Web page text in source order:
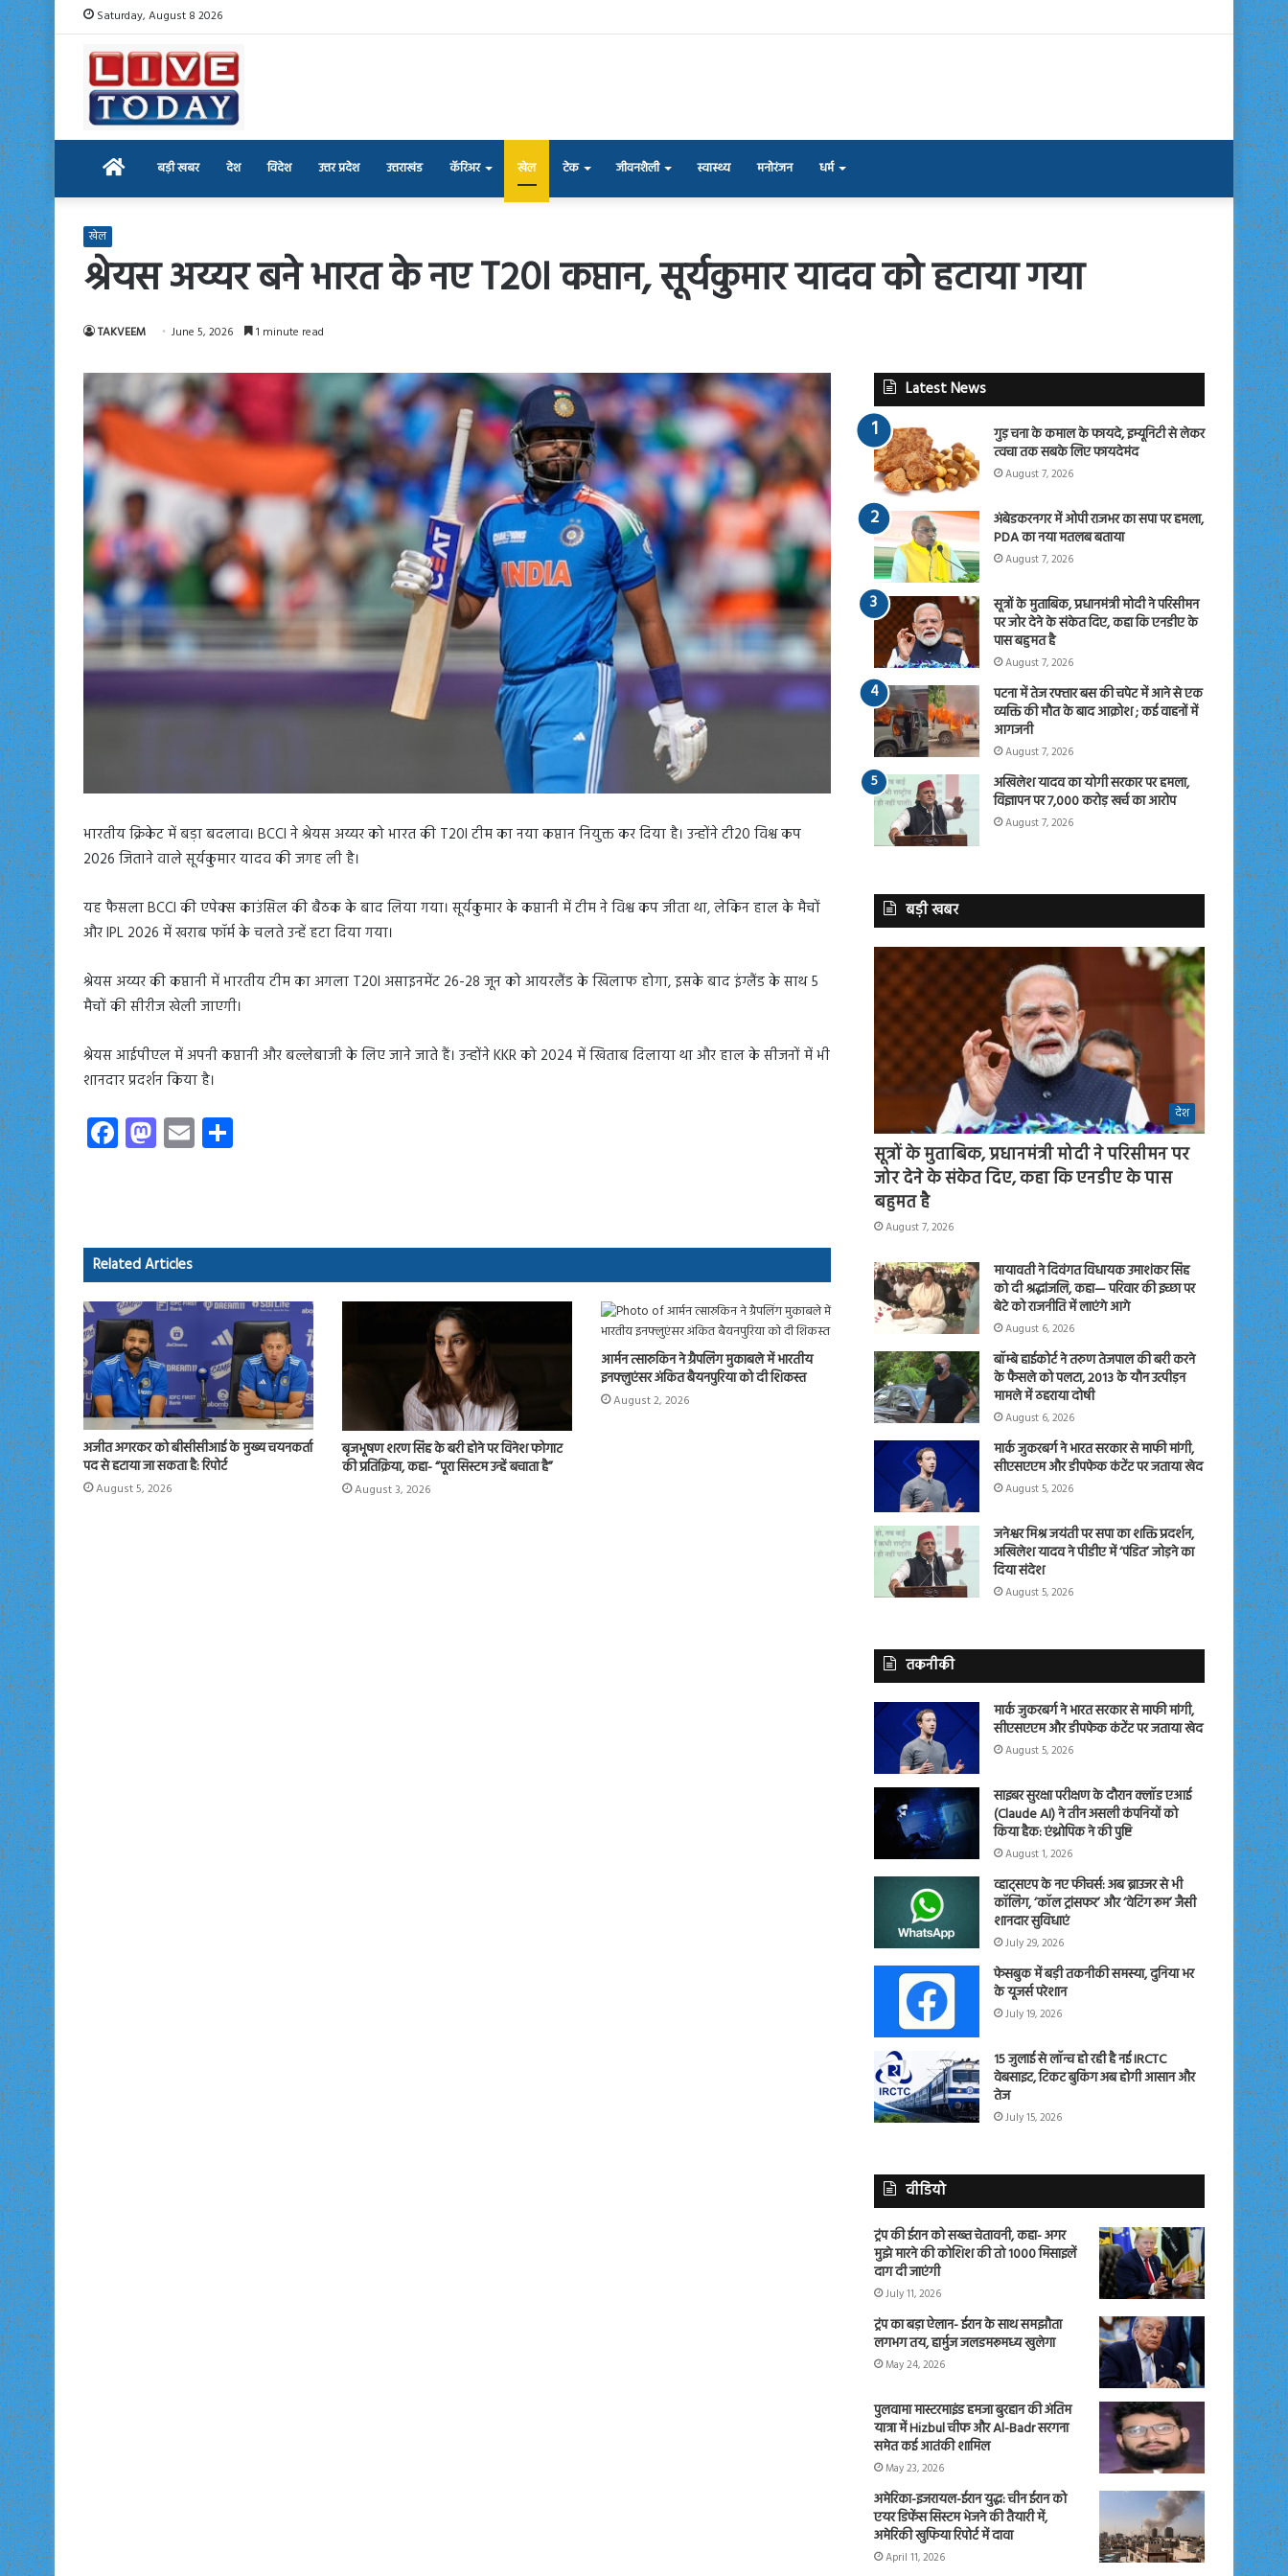
Saturday, August 8 2026
Home बड़ी खबर देश विदेश उत्तर प्रदेश उत्तराखंड कॅरिअर खेल टेक जीवनशैली स्वास्थ्य मनोरंजन धर्म
खेल
श्रेयस अय्यर बने भारत के नए T20I कप्तान, सूर्यकुमार यादव को हटाया गया
TAKVEEM June 5, 2026 1 minute read
भारतीय क्रिकेट में बड़ा बदलाव। BCCI ने श्रेयस अय्यर को भारत की T20I टीम का नया कप्तान नियुक्त कर दिया है। उन्होंने टी20 विश्व कप
2026 जिताने वाले सूर्यकुमार यादव की जगह ली है।
यह फैसला BCCI की एपेक्स काउंसिल की बैठक के बाद लिया गया। सूर्यकुमार के कप्तानी में टीम ने विश्व कप जीता था, लेकिन हाल के मैचों
और IPL 2026 में खराब फॉर्म के चलते उन्हें हटा दिया गया।
श्रेयस अय्यर की कप्तानी में भारतीय टीम का अगला T20I असाइनमेंट 26-28 जून को आयरलैंड के खिलाफ होगा, इसके बाद इंग्लैंड के साथ 5
मैचों की सीरीज खेली जाएगी।
श्रेयस आईपीएल में अपनी कप्तानी और बल्लेबाजी के लिए जाने जाते हैं। उन्होंने KKR को 2024 में खिताब दिलाया था और हाल के सीजनों में भी
शानदार प्रदर्शन किया है।
Fa
ce
ok
M
as
o
n
E
m
Related Articles
अजीत अगरकर को बीसीसीआई के मुख्य चयनकर्ता
पद से हटाया जा सकता है: रिपोर्ट
August 5, 2026
बृजभूषण शरण सिंह के बरी होने पर विनेश फोगाट
की प्रतिक्रिया, कहा- “पूरा सिस्टम उन्हें बचाता है”
August 3, 2026
आर्मन त्सारुकिन ने ग्रैपलिंग मुकाबले में भारतीय
इनफ्लुएंसर अंकित बैयनपुरिया को दी शिकस्त
August 2, 2026
Latest News
गुड़ चना के कमाल के फायदे, इम्यूनिटी से लेकर
त्वचा तक सबके लिए फायदेमंद
August 7, 2026
अंबेडकरनगर में ओपी राजभर का सपा पर हमला,
PDA का नया मतलब बताया
August 7, 2026
सूत्रों के मुताबिक, प्रधानमंत्री मोदी ने परिसीमन
पर जोर देने के संकेत दिए, कहा कि एनडीए के
पास बहुमत है
August 7, 2026
पटना में तेज रफ्तार बस की चपेट में आने से एक
व्यक्ति की मौत के बाद आक्रोश ; कई वाहनों में
आगजनी
August 7, 2026
अखिलेश यादव का योगी सरकार पर हमला,
विज्ञापन पर 7,000 करोड़ खर्च का आरोप
August 7, 2026
बड़ी खबर
देश
सूत्रों के मुताबिक, प्रधानमंत्री मोदी ने परिसीमन पर
जोर देने के संकेत दिए, कहा कि एनडीए के पास
बहुमत है
August 7, 2026
मायावती ने दिवंगत विधायक उमाशंकर सिंह
को दी श्रद्धांजलि, कहा— परिवार की इच्छा पर
बेटे को राजनीति में लाएंगे आगे
August 6, 2026
बॉम्बे हाईकोर्ट ने तरुण तेजपाल की बरी करने
के फैसले को पलटा, 2013 के यौन उत्पीड़न
मामले में ठहराया दोषी
August 6, 2026
मार्क जुकरबर्ग ने भारत सरकार से माफी मांगी,
सीएसएएम और डीपफेक कंटेंट पर जताया खेद
August 5, 2026
जनेश्वर मिश्र जयंती पर सपा का शक्ति प्रदर्शन,
अखिलेश यादव ने पीडीए में ‘पंडित’ जोड़ने का
दिया संदेश
August 5, 2026
तकनीकी
मार्क जुकरबर्ग ने भारत सरकार से माफी मांगी,
सीएसएएम और डीपफेक कंटेंट पर जताया खेद
August 5, 2026
साइबर सुरक्षा परीक्षण के दौरान क्लॉड एआई
(Claude AI) ने तीन असली कंपनियों को
किया हैक: एंथ्रोपिक ने की पुष्टि
August 1, 2026
व्हाट्सएप के नए फीचर्स: अब ब्राउजर से भी
कॉलिंग, ‘कॉल ट्रांसफर’ और ‘वेटिंग रूम’ जैसी
शानदार सुविधाएं
July 29, 2026
फेसबुक में बड़ी तकनीकी समस्या, दुनिया भर
के यूजर्स परेशान
July 19, 2026
15 जुलाई से लॉन्च हो रही है नई IRCTC
वेबसाइट, टिकट बुकिंग अब होगी आसान और
तेज
July 15, 2026
वीडियो
ट्रंप की ईरान को सख्त चेतावनी, कहा- अगर
मुझे मारने की कोशिश की तो 1000 मिसाइलें
दाग दी जाएंगी
July 11, 2026
ट्रंप का बड़ा ऐलान- ईरान के साथ समझौता
लगभग तय, हार्मुज जलडमरूमध्य खुलेगा
May 24, 2026
पुलवामा मास्टरमाइंड हमजा बुरहान की अंतिम
यात्रा में Hizbul चीफ और Al-Badr सरगना
समेत कई आतंकी शामिल
May 23, 2026
अमेरिका-इजरायल-ईरान युद्ध: चीन ईरान को
एयर डिफेंस सिस्टम भेजने की तैयारी में,
अमेरिकी खुफिया रिपोर्ट में दावा
April 11, 2026